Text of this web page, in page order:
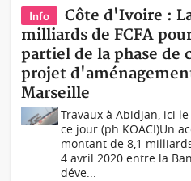
Info
Côte d'Ivoire :
milliards de FCFA
partiel de la phase de
projet
Marseille
Travaux à Abidjan, ici
ce jour (ph KOACI)Un
montant de 8,1
4 avril 2020 entre la
déve...